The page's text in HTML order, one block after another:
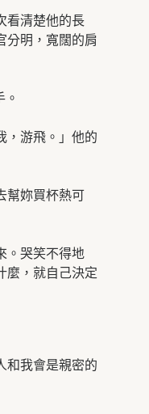
看清楚他的長
分明，寬闊的肩
。
，游飛。」他的
幫妳買杯熱可
。哭笑不得地
麼，就自己決定
和我會是親密的